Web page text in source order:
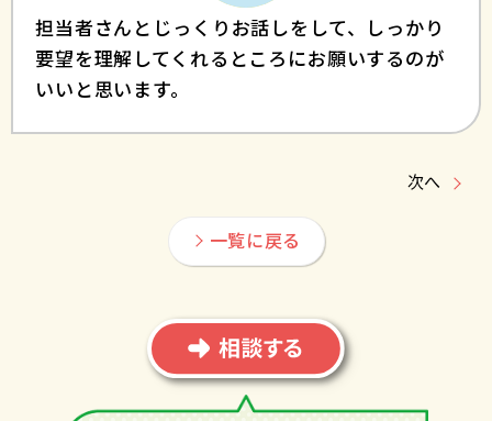
担当者さんとじっくりお話しをして、しっかり
要望を理解してくれるところにお願いするのが
いいと思います。
次へ
一覧に戻る